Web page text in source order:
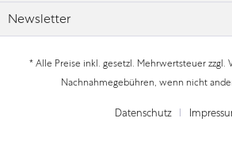
Newsletter
* Alle Preise inkl. gesetzl. Mehrwertsteuer zzgl.
Nachnahmegebühren, wenn nicht
Datenschutz